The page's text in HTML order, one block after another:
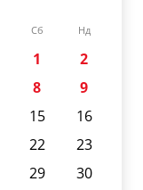
Сб Нд
1
2
8
9
15
16
22
23
29
30